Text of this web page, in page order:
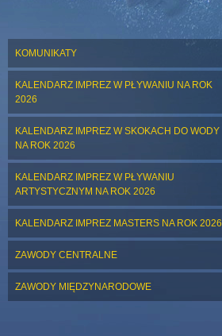
KOMUNIKATY
KALENDARZ IMPREZ W PŁYWANIU NA ROK
2026
KALENDARZ IMPREZ W SKOKACH DO WODY
NA ROK 2026
KALENDARZ IMPREZ W PŁYWANIU
ARTYSTYCZNYM NA ROK 2026
KALENDARZ IMPREZ MASTERS NA ROK 2026
ZAWODY CENTRALNE
ZAWODY MIĘDZYNARODOWE